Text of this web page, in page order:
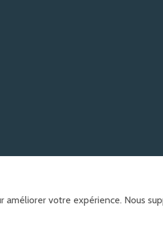
améliorer votre expérience. Nous